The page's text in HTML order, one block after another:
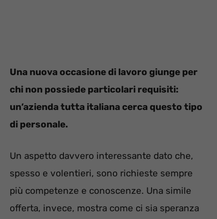
Una nuova occasione di lavoro giunge per
chi non possiede particolari requisiti:
un’azienda tutta italiana cerca questo tipo
di personale.
Un aspetto davvero interessante dato che,
spesso e volentieri, sono richieste sempre
più competenze e conoscenze. Una simile
offerta, invece, mostra come ci sia speranza